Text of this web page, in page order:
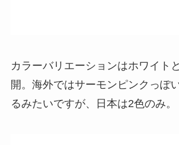
カラーバリエーションはホワイト
開。海外ではサーモンピンクっぽ
るみたいですが、日本は2色のみ。